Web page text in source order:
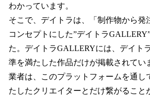
わかっています。
そこで、デイトラは、「制作物から発
コンセプトにした”デイトラ
た。デイトラGALLERYには、デイト
準を満たした作品だけが掲載されてい
業者は、このプラットフォームを通し
たしたクリエイターとだけ繋がること